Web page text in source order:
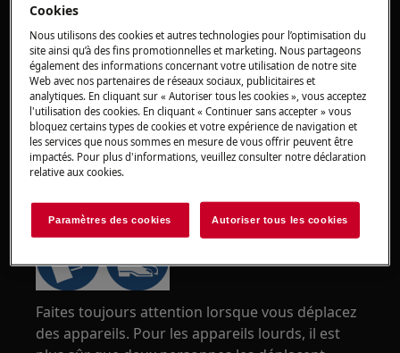
Faites toujours attention lorsque vous déplacez
des appareils. Pour les appareils lourds, il est
Cookies
Nous utilisons des cookies et autres technologies pour l’optimisation du
site ainsi qu’à des fins promotionnelles et marketing. Nous partageons
également des informations concernant votre utilisation de notre site
Web avec nos partenaires de réseaux sociaux, publicitaires et
analytiques. En cliquant sur « Autoriser tous les cookies », vous acceptez
l'utilisation des cookies. En cliquant « Continuer sans accepter » vous
bloquez certains types de cookies et votre expérience de navigation et
les services que nous sommes en mesure de vous offrir peuvent être
impactés. Pour plus d'informations, veuillez consulter notre déclaration
relative aux cookies.
Paramètres des cookies Autoriser tous les cookies